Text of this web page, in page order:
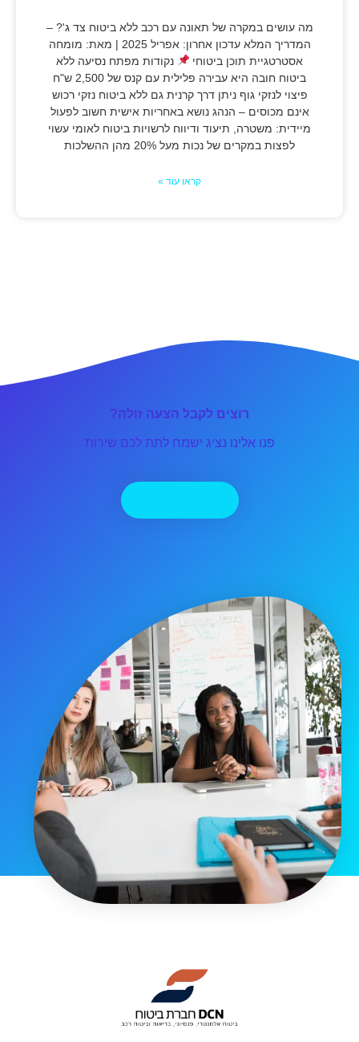
מה עושים במקרה של תאונה עם רכב ללא ביטוח צד ג'? –
המדריך המלא עדכון אחרון: אפריל 2025 | מאת: מומחה
אסטרטגיית תוכן ביטוחי
נקודות מפתח נסיעה ללא
ביטוח חובה היא עבירה פלילית עם קנס של 2,500 ש"ח
פיצוי לנזקי גוף ניתן דרך קרנית גם ללא ביטוח נזקי רכוש
אינם מכוסים – הנהג נושא באחריות אישית חשוב לפעול
מיידית: משטרה, תיעוד ודיווח לרשויות ביטוח לאומי עשוי
לפצות במקרים של נכות מעל 20% מהן ההשלכות
קראו עוד »
רוצים לקבל הצעה זולה?
פנו אלינו נציג ישמח לתת לכם שירות